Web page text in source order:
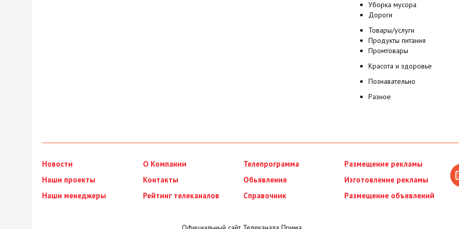
Уборка мусора
Дороги
Товары/услуги
Продукты питания
Промтовары
Красота и здоровье
Познавательно
Разное
Новости
Наши проекты
Наши менеджеры
О Компании
Контакты
Рейтинг телеканалов
Телепрограмма
Обьявления
Справочник
Размещение рекламы
Изготовление рекламы
Размещение объявлений